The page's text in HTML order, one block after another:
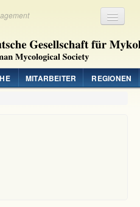
MITARBEITER REGIONEN